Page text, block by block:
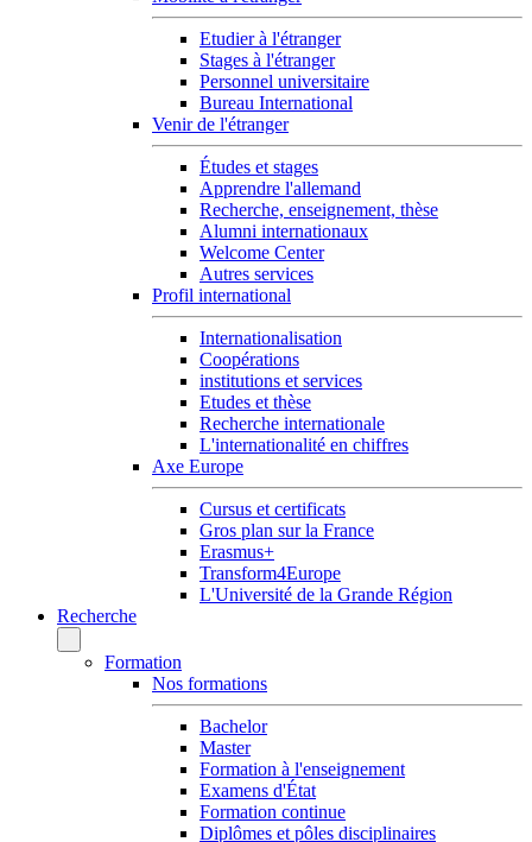
Etudier à l'étranger
Stages à l'étranger
Personnel universitaire
Bureau International
Venir de l'étranger
Études et stages
Apprendre l'allemand
Recherche, enseignement, thèse
Alumni internationaux
Welcome Center
Autres services
Profil international
Internationalisation
Coopérations
institutions et services
Etudes et thèse
Recherche internationale
L'internationalité en chiffres
Axe Europe
Cursus et certificats
Gros plan sur la France
Erasmus+
Transform4Europe
L'Université de la Grande Région
Recherche
Formation
Nos formations
Bachelor
Master
Formation à l'enseignement
Examens d'État
Formation continue
Diplômes et pôles disciplinaires